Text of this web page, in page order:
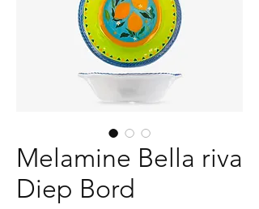
Melamine Bella riva
Diep Bord